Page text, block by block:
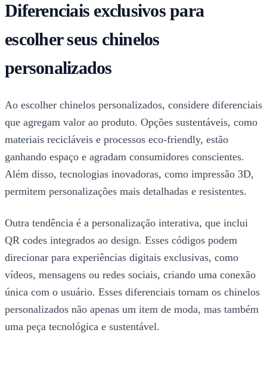
Diferenciais exclusivos para
escolher seus chinelos
personalizados
Ao escolher chinelos personalizados, considere diferenciais
que agregam valor ao produto. Opções sustentáveis, como
materiais recicláveis e processos eco-friendly, estão
ganhando espaço e agradam consumidores conscientes.
Além disso, tecnologias inovadoras, como impressão 3D,
permitem personalizações mais detalhadas e resistentes.
Outra tendência é a personalização interativa, que inclui
QR codes integrados ao design. Esses códigos podem
direcionar para experiências digitais exclusivas, como
vídeos, mensagens ou redes sociais, criando uma conexão
única com o usuário. Esses diferenciais tornam os chinelos
personalizados não apenas um item de moda, mas também
uma peça tecnológica e sustentável.